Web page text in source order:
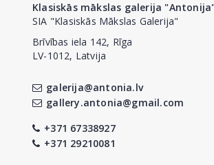
Klasiskās mākslas galerija
SIA "Klasiskās Mākslas Galerija"
Brīvības iela 142, Rīga
LV-1012, Latvija
galerija@antonia.lv
gallery.antonia@gmail.com
+371 67338927
+371 29210081